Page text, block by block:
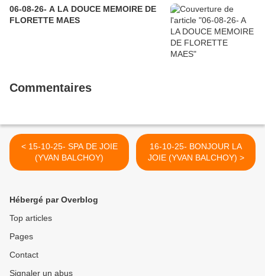
06-08-26- A LA DOUCE MEMOIRE DE
FLORETTE MAES
Commentaires
< 15-10-25- SPA DE JOIE
(YVAN BALCHOY)
16-10-25- BONJOUR LA
JOIE (YVAN BALCHOY) >
Hébergé par Overblog
Top articles
Pages
Contact
Signaler un abus